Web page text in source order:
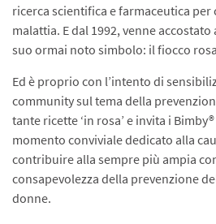
ricerca scientifica e farmaceutica
malattia. E dal 1992, venne
suo ormai noto simbolo: il fiocco
Ed è proprio con l’intento di
community sul tema della
tante ricette ‘in rosa’ e invita i
momento conviviale dedicato alla
contribuire alla sempre più ampia
consapevolezza della prevenzione
donne.